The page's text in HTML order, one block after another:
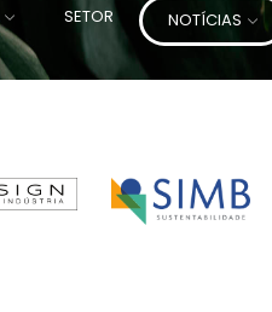
SETOR NOTÍCIAS